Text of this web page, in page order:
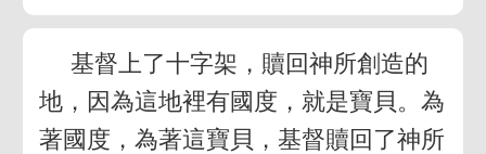
基督上了十字架，贖回神所創造的
地，因為這地裡有國度，就是寶貝。為
著國度，為著這寶貝，基督贖回了神所